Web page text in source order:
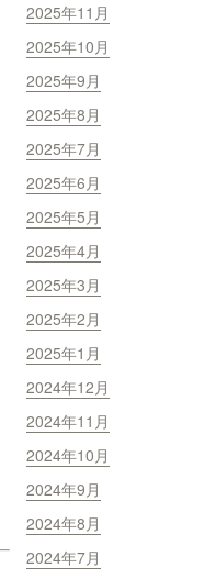
2025年11月
2025年10月
2025年9月
2025年8月
2025年7月
2025年6月
2025年5月
2025年4月
2025年3月
2025年2月
2025年1月
2024年12月
2024年11月
2024年10月
2024年9月
2024年8月
2024年7月